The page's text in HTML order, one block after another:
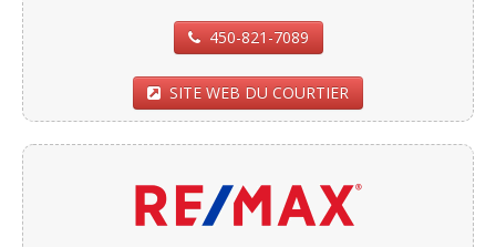
450-821-7089
SITE WEB DU COURTIER